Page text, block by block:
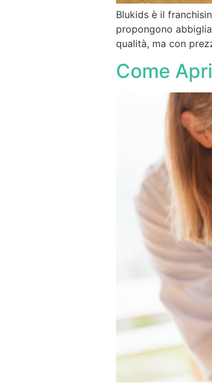
Blukids è il
propongono
qualità, ma con
Come